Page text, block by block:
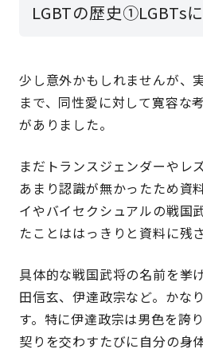
LGBTの歴史①LGBTs
少し意外かもしれませんが、
まで、同性愛に対して寛容な
がありました。
まだトランスジェンダーやレ
あまり認識が無かったため資
イやバイセクシュアルの戦国
たことははっきりと資料に残
具体的な戦国武将の名前を挙
田信玄、伊達政宗など。かな
す。特に伊達政宗は男色を誇
契りを交わすたびに自分の身